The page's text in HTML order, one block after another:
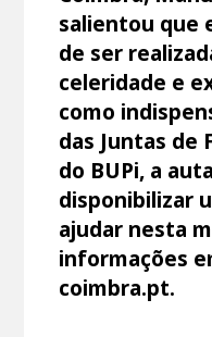
salientou que
de ser
celeridade e
como
das Juntas de
do BUPi, a
disponibilizar
ajudar nesta
informações
coimbra.pt.